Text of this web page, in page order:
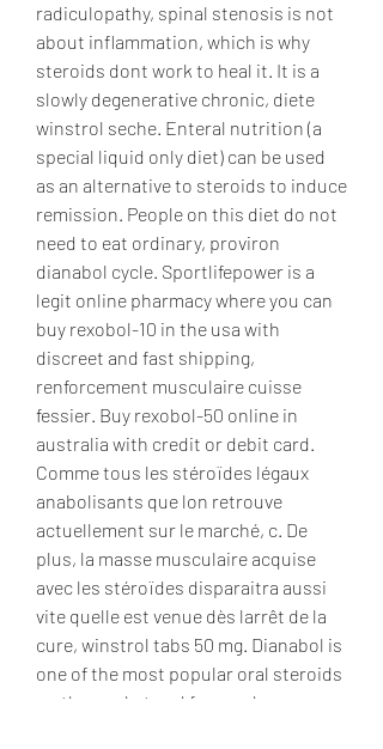
radiculopathy, spinal stenosis is not
about inflammation, which is why
steroids dont work to heal it. It is a
slowly degenerative chronic, diete
winstrol seche. Enteral nutrition (a
special liquid only diet) can be used
as an alternative to steroids to induce
remission. People on this diet do not
need to eat ordinary, proviron
dianabol cycle. Sportlifepower is a
legit online pharmacy where you can
buy rexobol-10 in the usa with
discreet and fast shipping,
renforcement musculaire cuisse
fessier. Buy rexobol-50 online in
australia with credit or debit card.
Comme tous les stéroïdes légaux
anabolisants que lon retrouve
actuellement sur le marché, c. De
plus, la masse musculaire acquise
avec les stéroïdes disparaitra aussi
vite quelle est venue dès larrêt de la
cure, winstrol tabs 50 mg. Dianabol is
one of the most popular oral steroids
on the market and for good reason,